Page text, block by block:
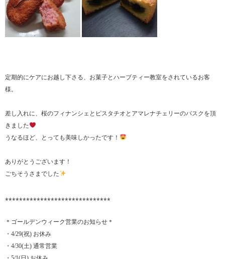
定期的にケアにお越し下さる、お菓子とハーブティー教室をされているお客
様。
差し入れに、桜のフィナンシェとピスタチオとアマレナチェリーのバスクを頂
きました
うなるほど、とっても美味しかったです！
ありがとうございます！
ごちそうさまでした
⁎⁎⁎⁎⁎⁎⁎⁎⁎⁎⁎⁎⁎⁎⁎⁎⁎⁎⁎⁎⁎⁎⁎⁎⁎⁎⁎⁎⁎⁎
＊ゴールデンウィーク営業のお知らせ＊
・4/29(祝) お休み
・4/30(土) 通常営業